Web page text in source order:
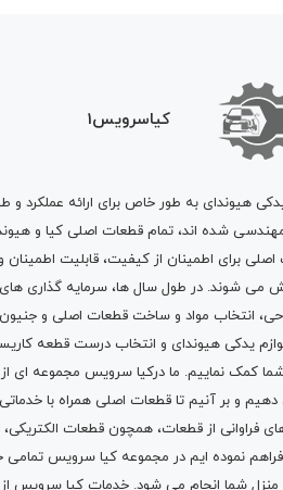
کیاسرویس1
یدکی هیوندای به طور خاص برای ارائه عملکرد و
شده اند، تمام قطعات اصلی کیا و هیوندای
برای اطمینان از کیفیت، قابلیت
می شوند. در طول سال ها، سرمایه گذاری
انتخاب مواد و ساخت قطعات اصلی و
یدکی هیوندای و انتخاب درست قطعه
شما کمک نماییم. ما درکیا سرویس مجموعه ای از
دهیم و بر آنیم تا قطعات اصلی همراه با
فراوانی از قطعات، همچون قطعات الکتریکی،
فراهم نموده ایم در مجموعه کیا سرویس
شما انجام می شود. خدمات کیا سرویس